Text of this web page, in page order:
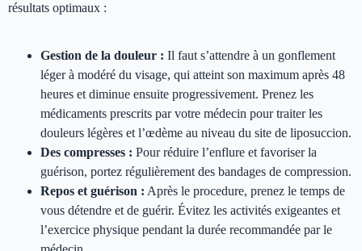
résultats optimaux :
Gestion de la douleur : Il faut s’attendre à un gonflement
léger à modéré du visage, qui atteint son maximum après 48
heures et diminue ensuite progressivement. Prenez les
médicaments prescrits par votre médecin pour traiter les
douleurs légères et l’œdème au niveau du site de liposuccion.
Des compresses : Pour réduire l’enflure et favoriser la
guérison, portez régulièrement des bandages de compression.
Repos et guérison : Après le procedure, prenez le temps de
vous détendre et de guérir. Évitez les activités exigeantes et
l’exercice physique pendant la durée recommandée par le